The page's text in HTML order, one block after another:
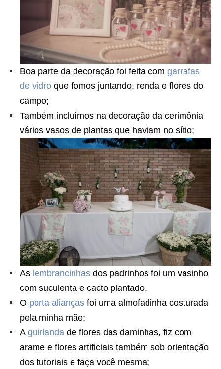
Boa parte da decoração foi feita com garrafas
de vidro que fomos juntando, renda e flores do
campo;
Também incluímos na decoração da cerimônia
vários vasos de plantas que haviam no sítio;
As lembrancinhas dos padrinhos foi um vasinho
com suculenta e cacto plantado.
O porta alianças foi uma almofadinha costurada
pela minha mãe;
A guirlanda de flores das daminhas, fiz com
arame e flores artificiais também sob orientação
dos tutoriais e faça você mesma;